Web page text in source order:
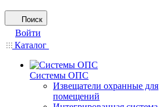
Поиск
Войти
Каталог
Системы ОПС
Извещатели охранные для
помещений